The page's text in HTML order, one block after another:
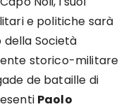
e politiche sarà
Società
storico-militare
de bataille di
Paolo